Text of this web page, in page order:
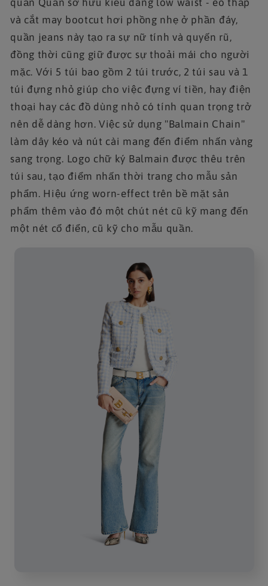
và cắt may bootcut hơi phồng nhẹ ở phần đáy,
quần jeans này tạo ra sự nữ tính và quyến rũ,
đồng thời cũng giữ được sự thoải mái cho người
mặc. Với 5 túi bao gồm 2 túi trước, 2 túi sau và 1
túi đựng nhỏ giúp cho việc đựng ví tiền, hay điện
thoại hay các đồ dùng nhỏ có tính quan trọng trở
nên dễ dàng hơn. Việc sử dụng "Balmain Chain"
làm dây kéo và nút cài mang đến điểm nhấn vàng
sang trọng. Logo chữ ký Balmain được thêu trên
túi sau, tạo điểm nhấn thời trang cho mẫu sản
phẩm. Hiệu ứng worn-effect trên bề mặt sản
phẩm thêm vào đó một chút nét cũ kỹ mang đến
một nét cổ điển, cũ kỹ cho mẫu quần.